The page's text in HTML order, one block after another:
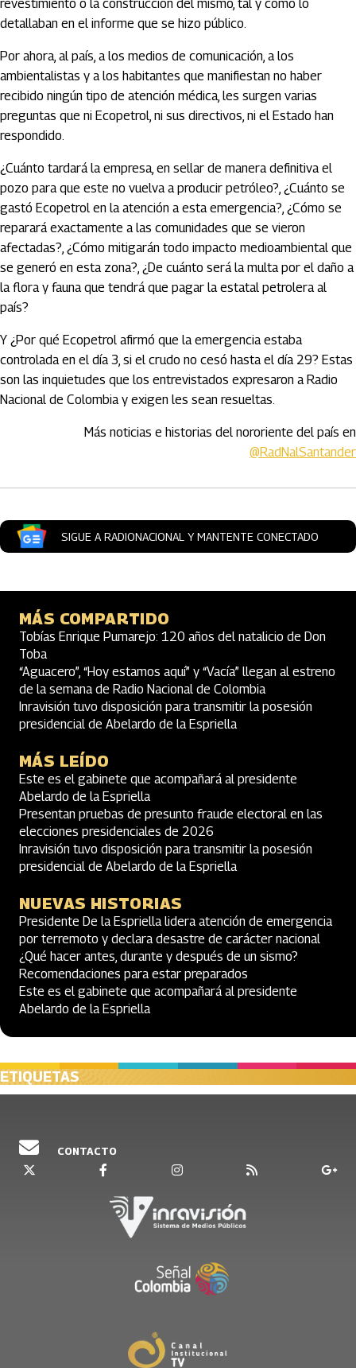
revestimiento o la construcción del mismo, tal y como lo
detallaban en el informe que se hizo público.
Por ahora, al país, a los medios de comunicación, a los
ambientalistas y a los habitantes que manifiestan no haber
recibido ningún tipo de atención médica, les surgen varias
preguntas que ni Ecopetrol, ni sus directivos, ni el Estado han
respondido.
¿Cuánto tardará la empresa, en sellar de manera definitiva el
pozo para que este no vuelva a producir petróleo?, ¿Cuánto se
gastó Ecopetrol en la atención a esta emergencia?, ¿Cómo se
reparará exactamente a las comunidades que se vieron
afectadas?, ¿Cómo mitigarán todo impacto medioambiental que
se generó en esta zona?, ¿De cuánto será la multa por el daño a
la flora y fauna que tendrá que pagar la estatal petrolera al
país?
Y ¿Por qué Ecopetrol afirmó que la emergencia estaba
controlada en el día 3, si el crudo no cesó hasta el día 29? Estas
son las inquietudes que los entrevistados expresaron a Radio
Nacional de Colombia y exigen les sean resueltas.
Más noticias e historias del nororiente del país en
@RadNalSantander
SIGUE A RADIONACIONAL Y MANTENTE CONECTADO
MÁS COMPARTIDO
Tobías Enrique Pumarejo: 120 años del natalicio de Don
Toba
“Aguacero”, “Hoy estamos aquí” y “Vacía” llegan al estreno
de la semana de Radio Nacional de Colombia
Inravisión tuvo disposición para transmitir la posesión
presidencial de Abelardo de la Espriella
MÁS LEÍDO
Este es el gabinete que acompañará al presidente
Abelardo de la Espriella
Presentan pruebas de presunto fraude electoral en las
elecciones presidenciales de 2026
Inravisión tuvo disposición para transmitir la posesión
presidencial de Abelardo de la Espriella
NUEVAS HISTORIAS
Presidente De la Espriella lidera atención de emergencia
por terremoto y declara desastre de carácter nacional
¿Qué hacer antes, durante y después de un sismo?
Recomendaciones para estar preparados
Este es el gabinete que acompañará al presidente
Abelardo de la Espriella
ETIQUETAS
CONTACTO